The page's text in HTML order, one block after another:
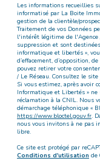
Les informations recueillies
informatisé par La Boite
gestion de la clientèle/
Traitement de vos Données
l'intérêt légitime de l'Agence
suppression et sont
informatique et libertés »,
d’effacement, d’opposition,
pouvez retirer votre
/ Le Réseau. Consultez le site
Si vous estimez, après avoir
Informatique et Libertés » ne
réclamation à la CNIL. Nous
démarchage téléphonique «
https://www.bloctel.gouv.fr .
nous vous invitons à ne pas
libre.
Ce site est protégé par
Conditions d'utilisation de